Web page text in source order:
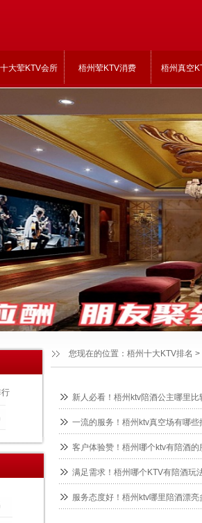
大荤KTV会所 梧州荤KTV消费 梧州真空
新人必看！梧州ktv陪酒公主哪里
一流的服务！梧州ktv真空场有哪
客户体验赞！梧州哪个ktv有陪酒
满足需求！梧州哪个KTV有陪酒玩
服务态度好！梧州ktv哪里陪酒漂
您现在的位置： 梧州十大KTV排名 >